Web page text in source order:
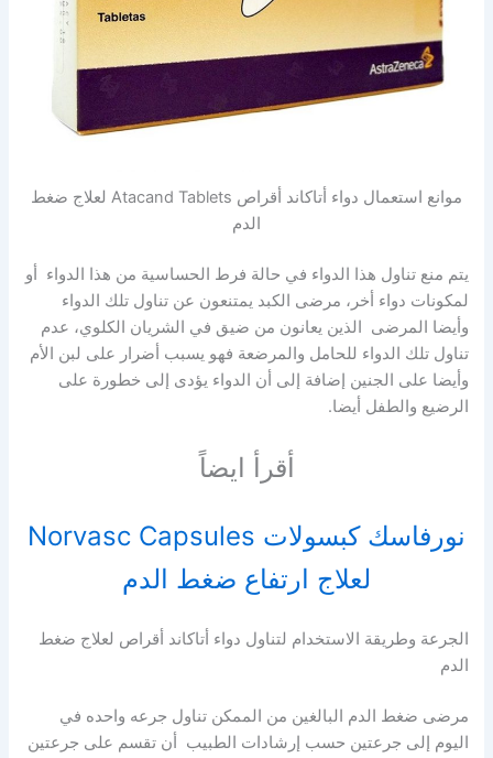
موانع استعمال دواء أتاكاند أقراص Atacand Tablets لعلاج ضغط
الدم
يتم منع تناول هذا الدواء في حالة فرط الحساسية من هذا الدواء أو
لمكونات دواء أخر، مرضى الكبد يمتنعون عن تناول تلك الدواء
وأيضا المرضى الذين يعانون من ضيق في الشريان الكلوي، عدم
تناول تلك الدواء للحامل والمرضعة فهو يسبب أضرار على لبن الأم
وأيضا على الجنين إضافة إلى أن الدواء يؤدى إلى خطورة على
الرضيع والطفل أيضا.
أقرأ ايضاً
نورفاسك كبسولات Norvasc Capsules
لعلاج ارتفاع ضغط الدم
الجرعة وطريقة الاستخدام لتناول دواء أتاكاند أقراص لعلاج ضغط
الدم
مرضى ضغط الدم البالغين من الممكن تناول جرعه واحده في
اليوم إلى جرعتين حسب إرشادات الطبيب أن تقسم على جرعتين